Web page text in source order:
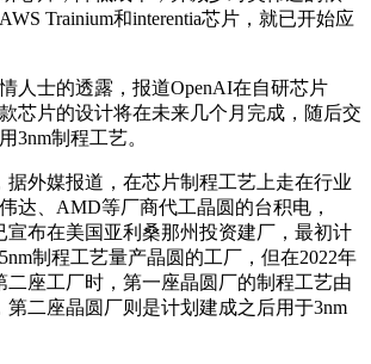
Trainium和interentia芯片，就已开始应
士的透露，报道OpenAI在自研芯片
芯片的设计将在未来几个月完成，随后交
3nm制程工艺。
外媒报道，在芯片制程工艺上走在行业
达、AMD等厂商代工晶圆的台积电，
宣布在美国亚利桑那州投资建厂，最初计
制程工艺量产晶圆的工厂，但在2022年
二座工厂时，第一座晶圆厂的制程工艺由
第二座晶圆厂则是计划建成之后用于3nm